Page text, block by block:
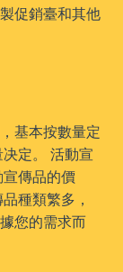
促銷臺和其他
基本按數量定
定。 活動宣
傳品的價
種類繁多，
您的需求而